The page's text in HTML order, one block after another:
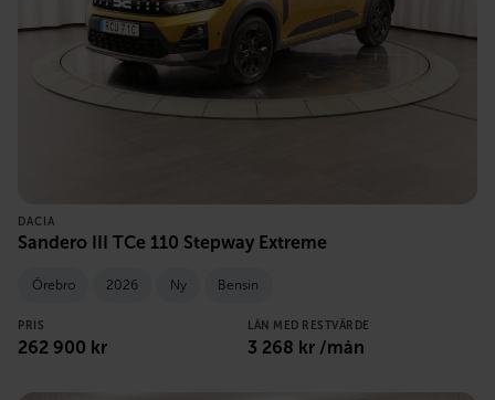
DACIA
Sandero III TCe 110 Stepway Extreme
Örebro 2026 Ny Bensin
PRIS
262 900 kr
LÅN MED RESTVÄRDE
3 268 kr /mån